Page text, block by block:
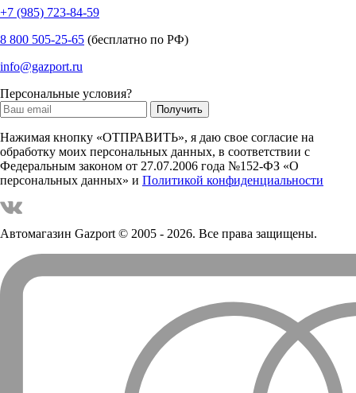
+7 (985) 723-84-59
8 800 505-25-65 (бесплатно по РФ)
info@gazport.ru
Персональные условия?
Нажимая кнопку «ОТПРАВИТЬ», я даю свое согласие на
обработку моих персональных данных, в соответствии с
Федеральным законом от 27.07.2006 года №152-ФЗ «О
персональных данных» и Политикой конфиденциальности
Автомагазин Gazport© 2005 - 2026. Все права защищены.